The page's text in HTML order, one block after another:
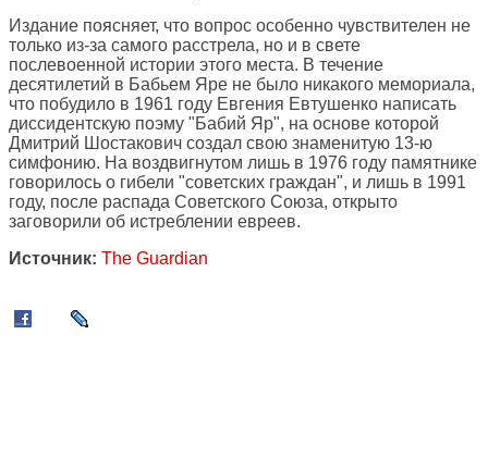
Издание поясняет, что вопрос особенно чувствителен не
только из-за самого расстрела, но и в свете
послевоенной истории этого места. В течение
десятилетий в Бабьем Яре не было никакого мемориала,
что побудило в 1961 году Евгения Евтушенко написать
диссидентскую поэму "Бабий Яр", на основе которой
Дмитрий Шостакович создал свою знаменитую 13-ю
симфонию. На воздвигнутом лишь в 1976 году памятнике
говорилось о гибели "советских граждан", и лишь в 1991
году, после распада Советского Союза, открыто
заговорили об истреблении евреев.
Источник: The Guardian